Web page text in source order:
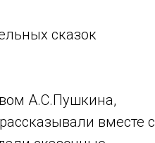
сказок
А.С.Пушкина,
вместе с